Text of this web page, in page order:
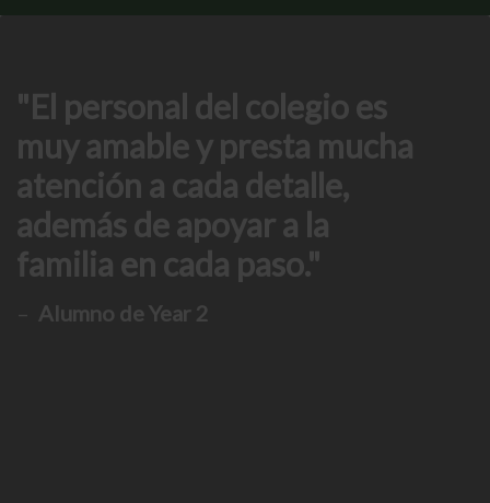
El personal del colegio es
muy amable y presta mucha
atención a cada detalle,
además de apoyar a la
familia en cada paso.
– Alumno de Year 2